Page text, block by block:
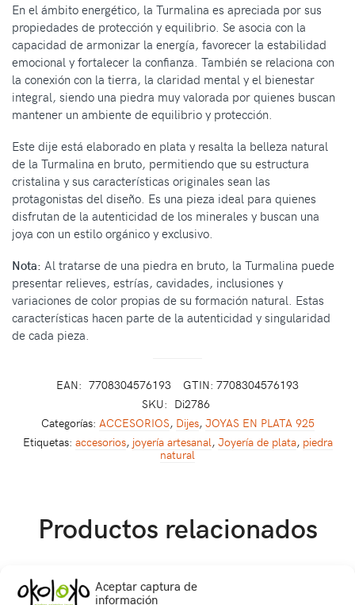
Aceptar captura de
información
En el ámbito energético, la Turmalina es apreciada por sus
propiedades de protección y equilibrio. Se asocia con la
capacidad de armonizar la energía, favorecer la estabilidad
emocional y fortalecer la confianza. También se relaciona con
la conexión con la tierra, la claridad mental y el bienestar
integral, siendo una piedra muy valorada por quienes buscan
mantener un ambiente de equilibrio y protección.
Este dije está elaborado en plata y resalta la belleza natural
de la Turmalina en bruto, permitiendo que su estructura
cristalina y sus características originales sean las
protagonistas del diseño. Es una pieza ideal para quienes
disfrutan de la autenticidad de los minerales y buscan una
joya con un estilo orgánico y exclusivo.
Nota: Al tratarse de una piedra en bruto, la Turmalina puede
presentar relieves, estrías, cavidades, inclusiones y
variaciones de color propias de su formación natural. Estas
características hacen parte de la autenticidad y singularidad
de cada pieza.
EAN: 7708304576193
GTIN: 7708304576193
SKU: Di2786
Categorías: ACCESORIOS, Dijes, JOYAS EN PLATA 925
Etiquetas: accesorios, joyería artesanal, Joyería de plata, piedra
natural
Productos relacionados